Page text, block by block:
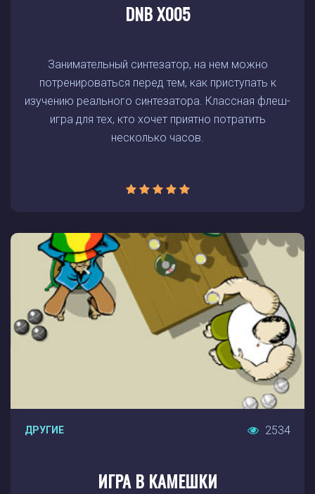
DNB X005
Занимательный синтезатор, на нем можно
потренироваться перед тем, как приступать к
изучению реального синтезатора. Классная флеш-
игра для тех, кто хочет приятно потратить
несколько часов.
ДРУГИЕ 2534
ИГРА В КАМЕШКИ